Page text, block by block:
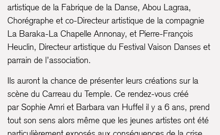
artistique de la Fabrique de la Danse, Abou Lagraa,
Chorégraphe et co-Directeur artistique de la compagnie
La Baraka-La Chapelle Annonay, et Pierre-François
Heuclin, Directeur artistique du Festival Vaison Danses et
parrain de l’association.
Ils auront la chance de présenter leurs créations sur la
scène du Carreau du Temple. Ce rendez-vous créé
par Sophie Amri et Barbara van Huffel il y a 6 ans, prend
tout son sens alors même que les jeunes artistes ont été